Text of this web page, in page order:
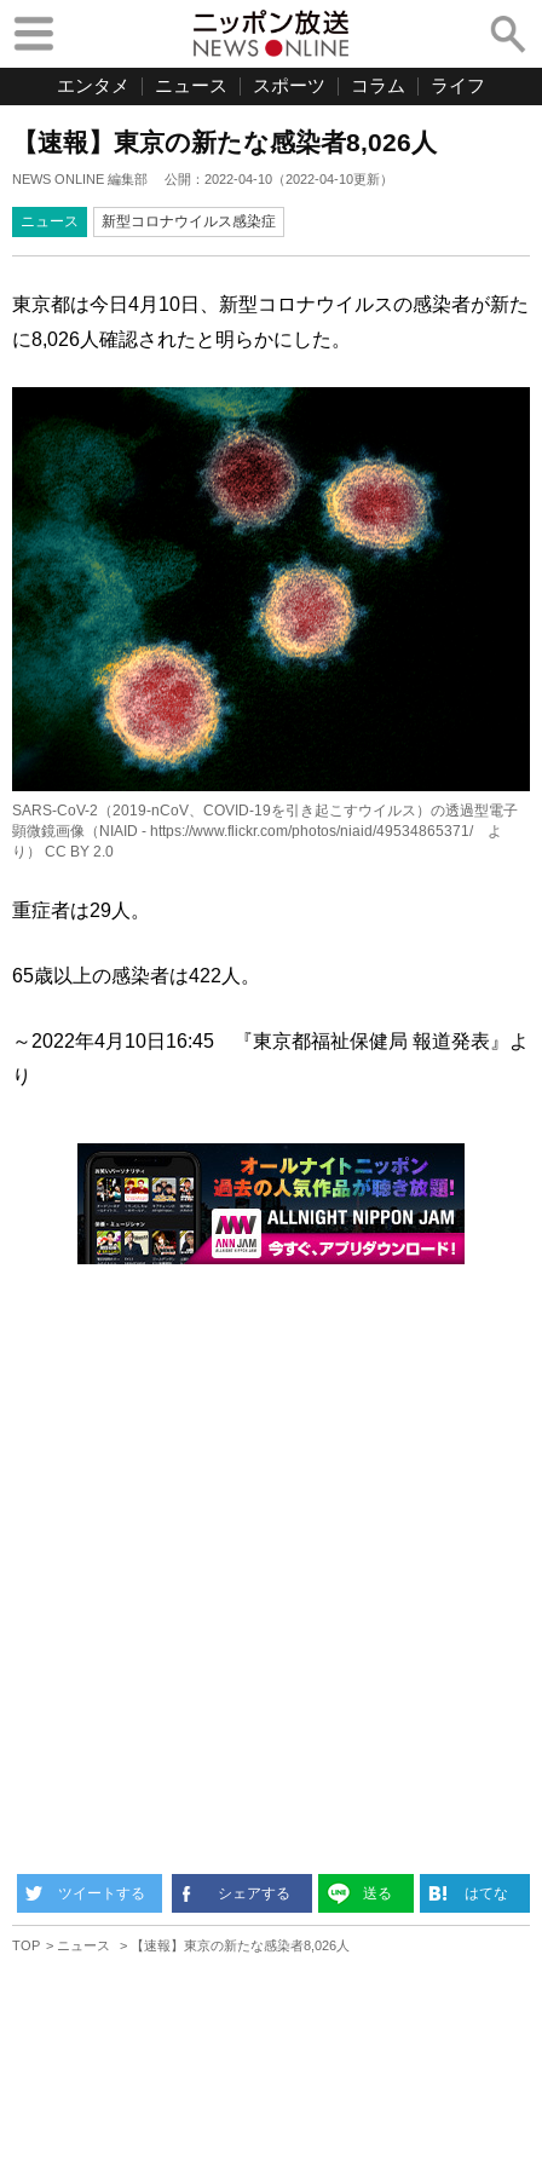
エンタメ ニュース スポーツ コラム ライフ
【速報】東京の新たな感染者8,026人
NEWS ONLINE 編集部 公開： 2022-04-10 （2022-04-10更新）
ニュース 新型コロナウイルス感染症
東京都は今日4月10日、新型コロナウイルスの感染者が新た
に8,026人確認されたと明らかにした。
SARS-CoV-2（2019-nCoV、COVID-19を引き起こすウイルス）の透過型電子
顕微鏡画像（NIAID - https://www.flickr.com/photos/niaid/49534865371/ よ
り） CC BY 2.0
重症者は29人。
65歳以上の感染者は422人。
～2022年4月10日16:45 『東京都福祉保健局 報道発表』よ
り
ツイートする シェアする 送る はてな
TOP ニュース 【速報】東京の新たな感染者8,026人